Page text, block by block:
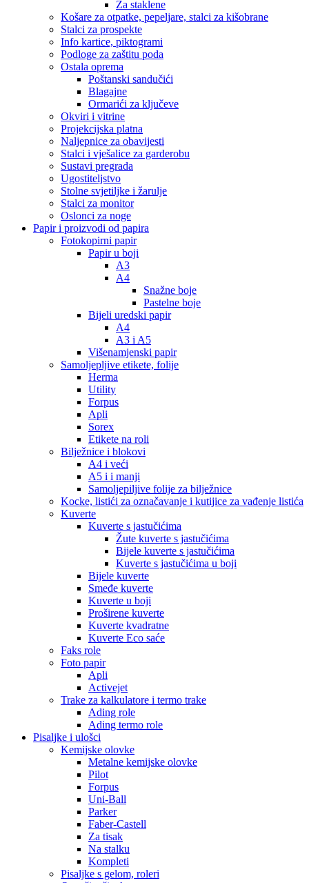
Za staklene
Košare za otpatke, pepeljare, stalci za kišobrane
Stalci za prospekte
Info kartice, piktogrami
Podloge za zaštitu poda
Ostala oprema
Poštanski sandučići
Blagajne
Ormarići za ključeve
Okviri i vitrine
Projekcijska platna
Naljepnice za obavijesti
Stalci i vješalice za garderobu
Sustavi pregrada
Ugostiteljstvo
Stolne svjetiljke i žarulje
Stalci za monitor
Oslonci za noge
Papir i proizvodi od papira
Fotokopirni papir
Papir u boji
A3
A4
Snažne boje
Pastelne boje
Bijeli uredski papir
A4
A3 i A5
Višenamjenski papir
Samoljepljive etikete, folije
Herma
Utility
Forpus
Apli
Sorex
Etikete na roli
Bilježnice i blokovi
A4 i veći
A5 i i manji
Samoljepiljive folije za bilježnice
Kocke, listići za označavanje i kutijice za vađenje listića
Kuverte
Kuverte s jastučićima
Žute kuverte s jastučićima
Bijele kuverte s jastučićima
Kuverte s jastučićima u boji
Bijele kuverte
Smeđe kuverte
Kuverte u boji
Proširene kuverte
Kuverte kvadratne
Kuverte Eco saće
Faks role
Foto papir
Apli
Activejet
Trake za kalkulatore i termo trake
Ading role
Ading termo role
Pisaljke i ulošci
Kemijske olovke
Metalne kemijske olovke
Pilot
Forpus
Uni-Ball
Parker
Faber-Castell
Za tisak
Na stalku
Kompleti
Pisaljke s gelom, roleri